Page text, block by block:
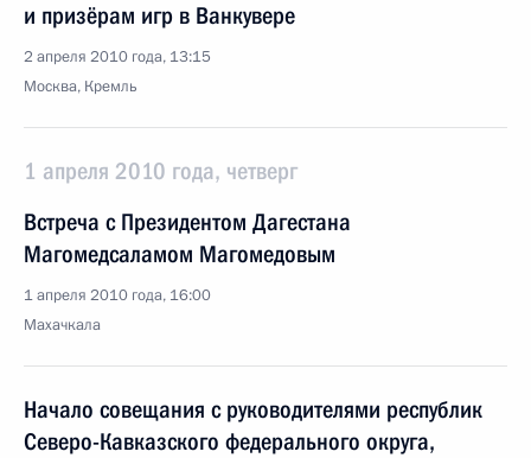
и призёрам игр в Ванкувере
2 апреля 2010 года, 13:15
Москва, Кремль
1 апреля 2010 года, четверг
Встреча с Президентом Дагестана
Магомедсаламом Магомедовым
1 апреля 2010 года, 16:00
Махачкала
Начало совещания с руководителями республик
Северо-Кавказского федерального округа,